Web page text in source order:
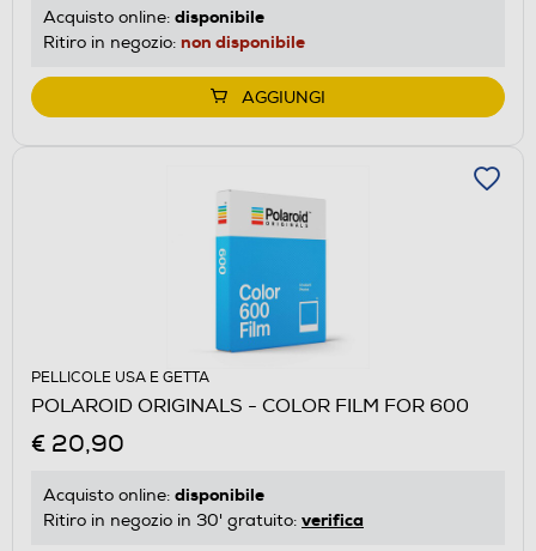
Acquisto online: disponibile
Ritiro in negozio: non disponibile
AGGIUNGI
PELLICOLE USA E GETTA
POLAROID ORIGINALS - COLOR FILM FOR 600
€ 20,90
Acquisto online: disponibile
Ritiro in negozio in 30' gratuito: verifica